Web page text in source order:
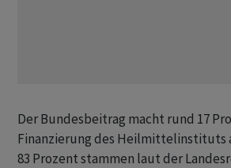
Der Bundesbeitrag macht rund 17
Finanzierung des Heilmittelinstituts
83 Prozent stammen laut der